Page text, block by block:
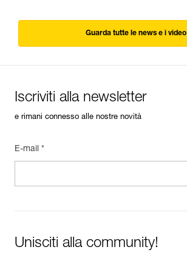
Guarda tutte le news e i video
Iscriviti alla newsletter
e rimani connesso alle nostre novità
E-mail *
Unisciti alla community!